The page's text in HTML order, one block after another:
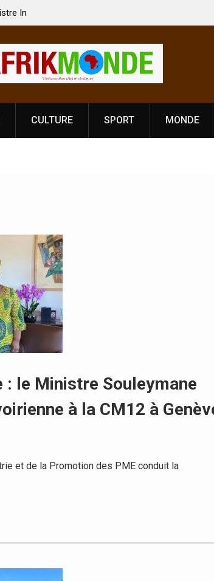
à
Côte d’Ivoire, l’opérateur culturel Soldat
prononce
CULTURE SPORT MONDE
le Ministre Souleymane
à la CM12 à
et de la Promotion des PME conduit la